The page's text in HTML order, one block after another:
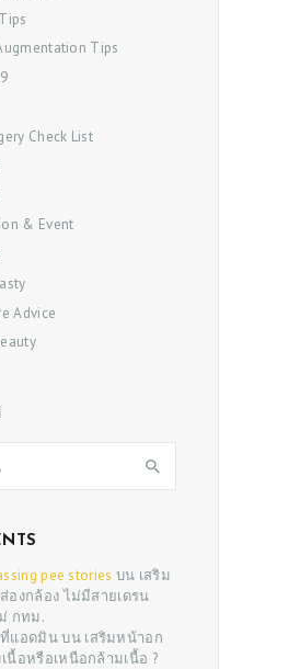
Tips
Check List
& Event
Advice
pee stories บน เสริม
องกล้อง ไม่มีสายเดรน
กทม.
ที่แอดมินบน เสริมหน้าอก
นื้อหรือเหนือกล้ามเนื้อ ?